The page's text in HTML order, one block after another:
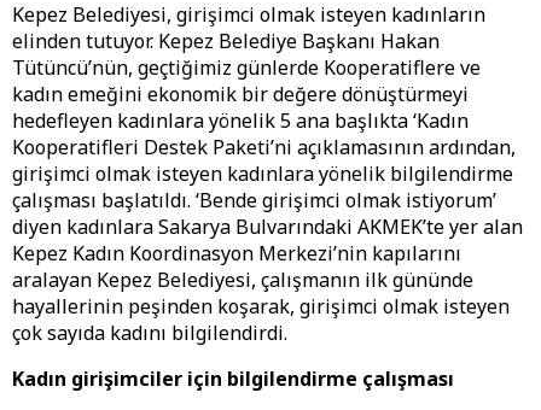
Kepez Belediyesi, girişimci olmak isteyen kadınların
elinden tutuyor. Kepez Belediye Başkanı Hakan
Tütüncü’nün, geçtiğimiz günlerde Kooperatiflere ve
kadın emeğini ekonomik bir değere dönüştürmeyi
hedefleyen kadınlara yönelik 5 ana başlıkta ‘Kadın
Kooperatifleri Destek Paketi’ni açıklamasının ardından,
girişimci olmak isteyen kadınlara yönelik bilgilendirme
çalışması başlatıldı. ‘Bende girişimci olmak istiyorum’
diyen kadınlara Sakarya Bulvarındaki AKMEK’te yer alan
Kepez Kadın Koordinasyon Merkezi’nin kapılarını
aralayan Kepez Belediyesi, çalışmanın ilk gününde
hayallerinin peşinden koşarak, girişimci olmak isteyen
çok sayıda kadını bilgilendirdi.
Kadın girişimciler için bilgilendirme çalışması